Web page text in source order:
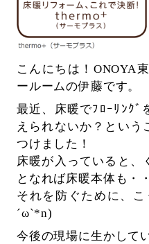
こんにちは！ONOYA
ールームの伊藤です。
最近、床暖でﾌﾛｰﾘﾝｸﾞ
えられないか？という
つけました！
床暖が入っていると、
となれば床暖本体も・
それを防ぐために、
´ω`*n)
今後の現場に生かして